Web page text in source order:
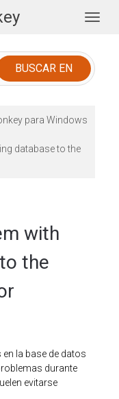
para Windows
database to the
with
the
la base de datos
durante
evitarse